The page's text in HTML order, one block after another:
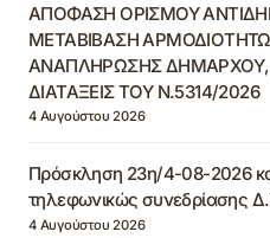
ΑΠΟΦΑΣΗ ΟΡΙΣΜΟΥ
ΜΕΤΑΒΙΒΑΣΗ
ΑΝΑΠΛΗΡΩΣΗΣ
ΔΙΑΤΑΞΕΙΣ ΤΟΥ Ν.5314/2026
4 Αυγούστου 2026
Πρόσκληση 23η/4-08-2026
τηλεφωνικώς συνεδρίασης
4 Αυγούστου 2026